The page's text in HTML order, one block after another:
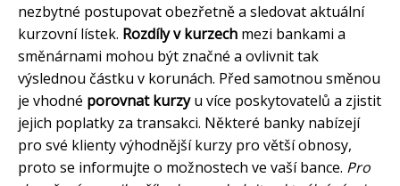
nezbytné postupovat obezřetně a sledovat aktuální
kurzovní lístek. Rozdíly v kurzech mezi bankami a
směnárnami mohou být značné a ovlivnit tak
výslednou částku v korunách. Před samotnou směnou
je vhodné porovnat kurzyu více poskytovatelů a zjistit
jejich poplatky za transakci. Některé banky nabízejí
pro své klienty výhodnější kurzy pro větší obnosy,
proto se informujte o možnostech ve vaší bance. Pro